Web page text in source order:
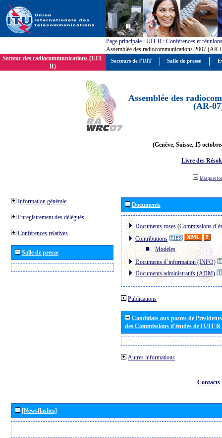
Page principale : UIT-R : Conférences et réunions
Assemblée des radiocommunications 2007 (AR-
Secteur des radiocommunications (UIT-
R)
Assemblée des
(AR-
(Genève, Suisse, 15
Livre des
Masquer
Information générale
Enregistrement des délégués
Conférences relatives
Salle de presse
Documents
Documents roses (Commissions
Contributions
Modèles
Documents d´information (INFO)
Documents administratifs (ADM)
Publications
Candidats aux postes de
des Commissions d'études de l'UIT-
Autres informations
Contacts
[Newsflashes]
Secteurs de l'UIT Salle de presse